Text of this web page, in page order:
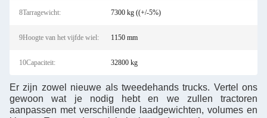
8Tarragewicht: 7300 kg ((+/-5%)
9Hoogte van het vijfde wiel: 1150 mm
10Capaciteit: 32800 kg
Er zijn zowel nieuwe als tweedehands trucks. Vertel ons
gewoon wat je nodig hebt en we zullen tractoren
aanpassen met verschillende laadgewichten, volumes en